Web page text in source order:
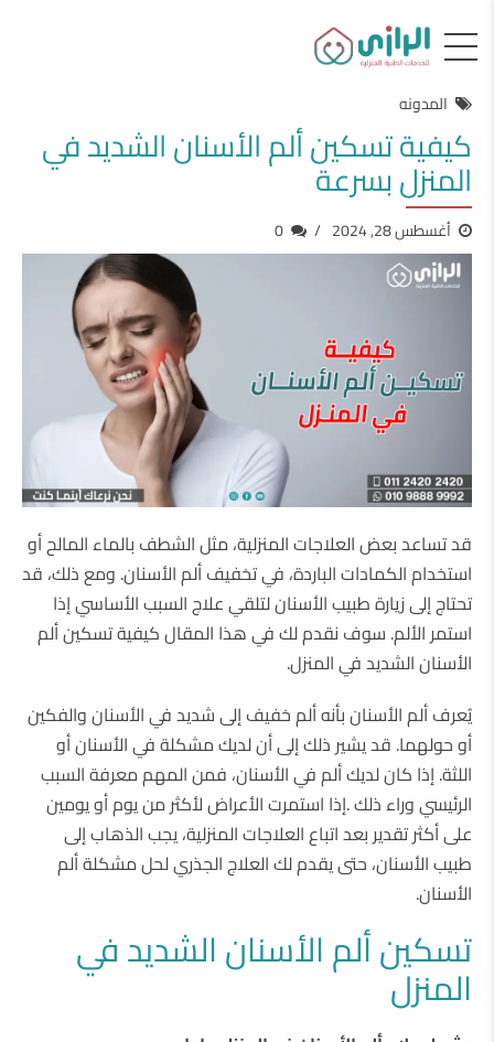
المدونه
كيفية تسكين ألم الأسنان الشديد في
المنزل بسرعة
أغسطس 28, 2024 0
قد تساعد بعض العلاجات المنزلية، مثل الشطف بالماء المالح أو
استخدام الكمادات الباردة، في تخفيف ألم الأسنان. ومع ذلك، قد
تحتاج إلى زيارة طبيب الأسنان لتلقي علاج السبب الأساسي إذا
استمر الألم. سوف نقدم لك في هذا المقال كيفية تسكين ألم
الأسنان الشديد في المنزل.
يُعرف ألم الأسنان بأنه ألم خفيف إلى شديد في الأسنان والفكين
أو حولهما. قد يشير ذلك إلى أن لديك مشكلة في الأسنان أو
اللثة. إذا كان لديك ألم في الأسنان، فمن المهم معرفة السبب
الرئيسي وراء ذلك .إذا استمرت الأعراض لأكثر من يوم أو يومين
على أكثر تقدير بعد اتباع العلاجات المنزلية، يجب الذهاب إلى
طبيب الأسنان، حتى يقدم لك العلاج الجذري لحل مشكلة ألم
الأسنان.
تسكين ألم الأسنان الشديد في
المنزل